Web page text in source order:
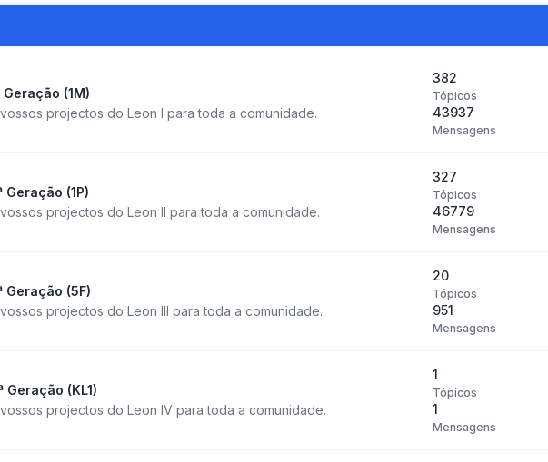
(1M)
projectos do Leon I para toda a comunidade.
382
Tópicos
43937
Mensagens
Geração (1P)
projectos do Leon II para toda a comunidade.
327
Tópicos
46779
Mensagens
Geração (5F)
projectos do Leon III para toda a comunidade.
20
Tópicos
951
Mensagens
Geração (KL1)
projectos do Leon IV para toda a comunidade.
1
Tópicos
1
Mensagens